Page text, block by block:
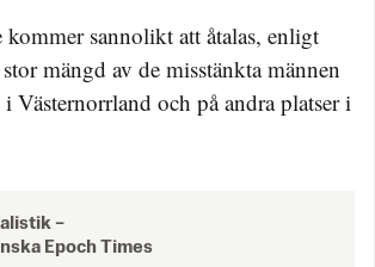
kommer sannolikt att åtalas, enligt
mängd av de misstänkta männen
Västernorrland och på andra platser i
–
Epoch Times